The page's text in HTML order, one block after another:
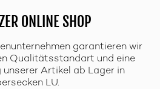
ONLINE SHOP
garantieren wir
Qualitätsstandart und eine
unserer Artikel ab Lager in
LU.